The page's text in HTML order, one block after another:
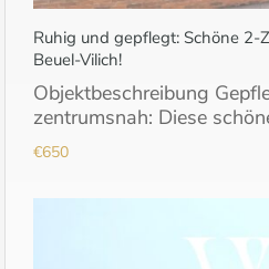
Ruhig und gepflegt: Schöne
Beuel-Vilich!
Objektbeschreibung
zentrumsnah: Diese
€650